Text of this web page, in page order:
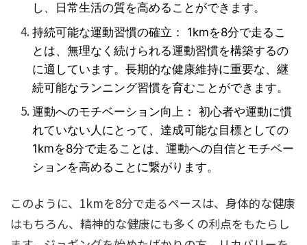
し、日常生活の質を高めることができます。
持続可能な運動習慣の確立： 1kmを8分で走るこ
とは、無理なく続けられる運動習慣を構築するの
に適しています。長期的な健康維持に重要な、継
続可能なランニング習慣を育むことができます。
運動へのモチベーション向上： 初心者や運動に慣
れていない人にとって、達成可能な目標としての
1kmを8分で走ることは、運動への自信とモチベー
ションを高めることに繋がります。
このように、1kmを8分で走るペースは、身体的な健康
はもちろん、精神的な健康にも多くの利点をもたらし